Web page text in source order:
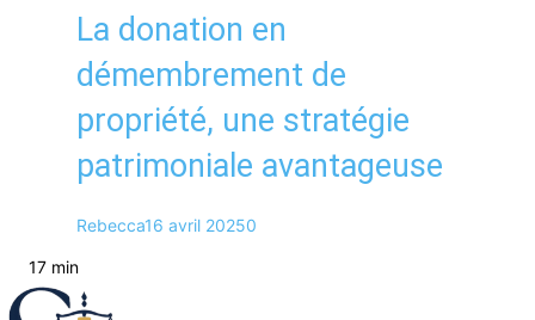
La donation en
démembrement de
propriété, une stratégie
patrimoniale avantageuse
Rebecca16 avril 20250
17 min